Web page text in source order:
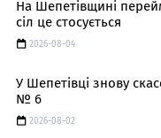
На Шепетівщині
сіл це стосується
2026-08-04
У Шепетівці знову
№ 6
2026-08-02